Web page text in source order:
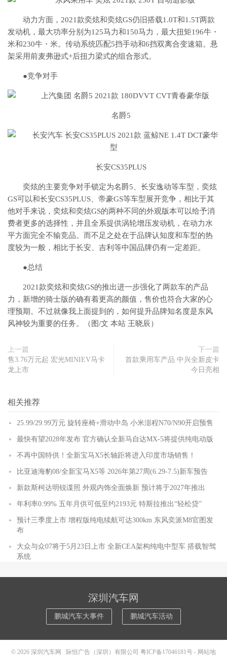
动力方面，2021款奕炫和奕炫GS仍旧搭载1.0T和1.5T两款
发动机，最大功率分别为125马力和150马力，最大扭矩196牛・
米和230牛・米。传动系统匹配5挡手动和6挡双离合变速箱。悬
架采用前麦弗逊式+后扭力梁式的组合形式。
●竞争对手
名爵5
长安CS35PLUS
奕炫的主要竞争对手锁定为名爵5、长安逸动等车型，奕炫
GS可以和长安CS35PLUS、帝豪GS等车型展开竞争，相比于其
他对手来说，奕炫和奕炫GS的两种不同的外观版本可以给予消
费者更多的选择性，并且全系提供涡轮增压发动机，在动力水
平方面完全不输竞品。而不足之处在于品牌认知度和车型的热
度较为一般，相比于长安、吉利等中国品牌仍有一定差距。
●总结
2021款奕炫和奕炫GS的推出进一步强化了两款车的产品
力，新增的骑士版的确有着更高的颜值，售价也符合大家的心
理预期。不过就像我上面提到的，如何提升品牌知名度是东风
风神较为重要的任务。（图/文 本站 王晓辰）
上一篇
售3.76万元起 宏光MINIEV马卡
龙上市
下一篇
首款乘用车产品 中兴全新皮卡
今日亮相
相关推荐
25.99/29.99万元 旋转座椅+滑动中岛 小米澎程N70/N90开启预售
最快有望2028年发布 官方确认全新马自达MX-5将提供纯电动版
不再中国特供！全新宝马X5长轴距将进入印度市场销售！
比亚迪海豹08/全新宝马X5等 2026年第27周(6.29-7.5)新车预告
新款斯柯达明锐谍照 外观内饰全面焕新 预计将于2027年推出
年利率0.99% 五年月供可低至约2193元 特斯拉推出“轻松贷”
预计三季度上市 增程版纯电续航可达300km 东风奕派M8官图发
布
大众与众07将于5月23日上市 全新CEA架构纯电中型车 搭载智驾
系统
深圳汽车网
鹏城汽车大事件 鹏城汽车活动
© 2026 深圳汽车网 际恒广告（深圳）有限公司 粤ICP备17046181号 - 网站地